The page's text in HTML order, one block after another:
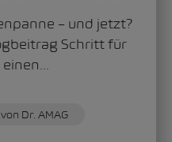
– und jetzt?
Schritt für
Dr. AMAG